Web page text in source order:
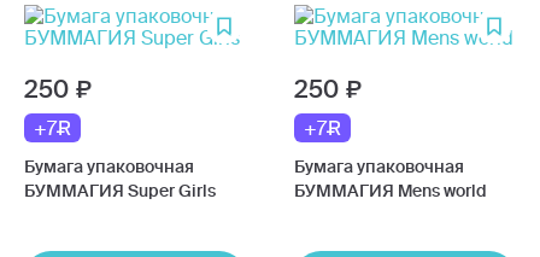
250
+7
Бумага упаковочная
БУММАГИЯ Super Girls
250
+7
Бумага упаковочная
БУММАГИЯ Mens world